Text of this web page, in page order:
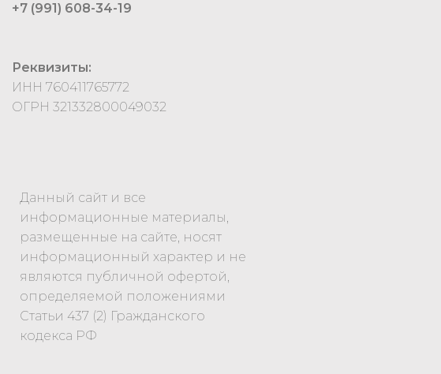
+7 (991) 608-34-19
Реквизиты:
ИНН 760411765772
ОГРН 321332800049032
Данный сайт и все
информационные материалы,
размещенные на сайте, носят
информационный характер и не
являются публичной офертой,
определяемой положениями
Статьи 437 (2) Гражданского
кодекса РФ